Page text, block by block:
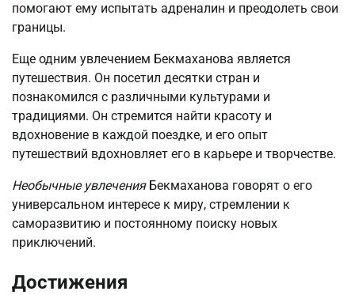
помогают ему испытать адреналин и преодолеть свои
границы.
Еще одним увлечением Бекмаханова является
путешествия. Он посетил десятки стран и
познакомился с различными культурами и
традициями. Он стремится найти красоту и
вдохновение в каждой поездке, и его опыт
путешествий вдохновляет его в карьере и творчестве.
Необычные увлеченияБекмаханова говорят о его
универсальном интересе к миру, стремлении к
саморазвитию и постоянному поиску новых
приключений.
Достижения